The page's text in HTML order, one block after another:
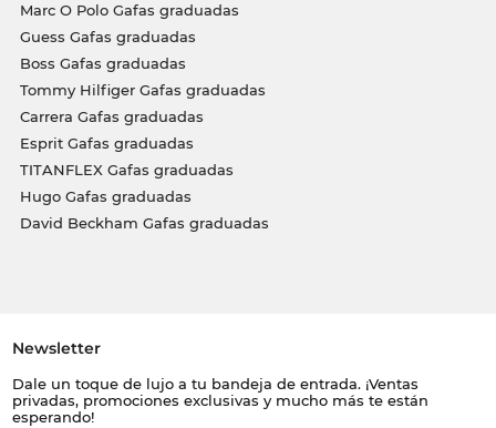
Marc O Polo Gafas graduadas
Guess Gafas graduadas
Boss Gafas graduadas
Tommy Hilfiger Gafas graduadas
Carrera Gafas graduadas
Esprit Gafas graduadas
TITANFLEX Gafas graduadas
Hugo Gafas graduadas
David Beckham Gafas graduadas
Newsletter
Dale un toque de lujo a tu bandeja de entrada. ¡Ventas
privadas, promociones exclusivas y mucho más te están
esperando!